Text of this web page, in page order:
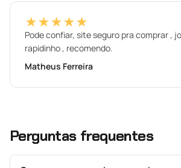
★★★★★
Pode confiar, site seguro pra comprar ,
rapidinho , recomendo.
Matheus Ferreira
Perguntas frequentes